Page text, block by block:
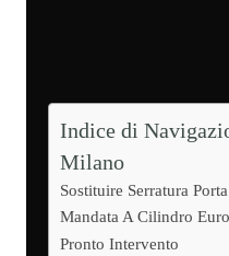
Indice di
Milano
Sostituire Serratura
Mandata A Cilindro
Pronto Intervento